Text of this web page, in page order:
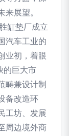
展望。
缸垫厂成立
汽车工业的
业初，着眼
的巨大市
畴兼设计制
备改造环
工坊、发展
周边境外商